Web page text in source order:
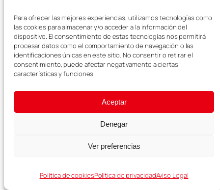
Para ofrecer las mejores experiencias, utilizamos tecnologías como
las cookies para almacenar y/o acceder a la información del
dispositivo. El consentimiento de estas tecnologías nos permitirá
procesar datos como el comportamiento de navegación o las
identificaciones únicas en este sitio. No consentir o retirar el
consentimiento, puede afectar negativamente a ciertas
características y funciones.
Aceptar
Denegar
Ver preferencias
Política de cookiesPolítica de privacidadAviso Legal
Europa?
Sí, esta ruta por Europa en 20 días
es una muy buena opción para un
primer viaje. Incluye algunas de
cultura, gastronomía, barrios con
ambiente y destinos muy
diferentes entre sí.
¿Se puede hacer
esta ruta por